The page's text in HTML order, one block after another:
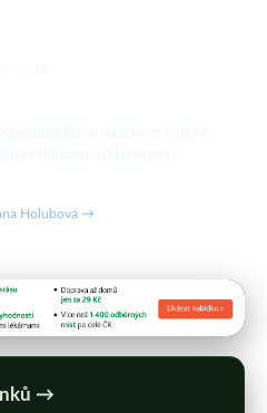
Holubová →
→